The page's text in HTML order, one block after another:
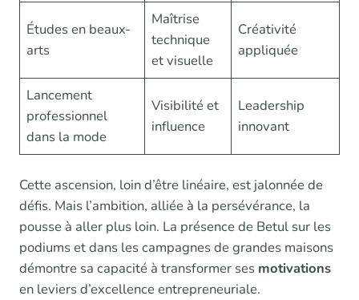
Études en beaux-
arts
Maîtrise
technique
et visuelle
Créativité
appliquée
Lancement
professionnel
dans la mode
Visibilité et
influence
Leadership
innovant
Cette ascension, loin d’être linéaire, est jalonnée de
défis. Mais l’ambition, alliée à la persévérance, la
pousse à aller plus loin. La présence de Betul sur les
podiums et dans les campagnes de grandes maisons
démontre sa capacité à transformer ses motivations
en leviers d’excellence entrepreneuriale.